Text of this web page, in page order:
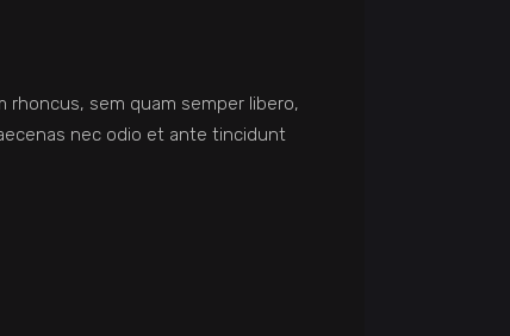
rhoncus, sem quam semper libero,
nec odio et ante tincidunt